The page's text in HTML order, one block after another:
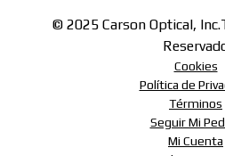
© 2025 Carson Optical, Inc.
Cookies
Política de
Términos
Seguir Mi
Mi Cuenta